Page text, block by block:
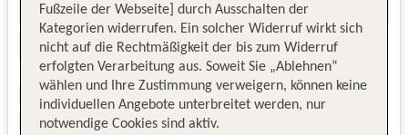
Fußzeile der Webseite] durch Ausschalten der
Kategorien widerrufen. Ein solcher Widerruf wirkt sich
nicht auf die Rechtmäßigkeit der bis zum Widerruf
erfolgten Verarbeitung aus. Soweit Sie „Ablehnen“
wählen und Ihre Zustimmung verweigern, können keine
individuellen Angebote unterbreitet werden, nur
notwendige Cookies sind aktiv.